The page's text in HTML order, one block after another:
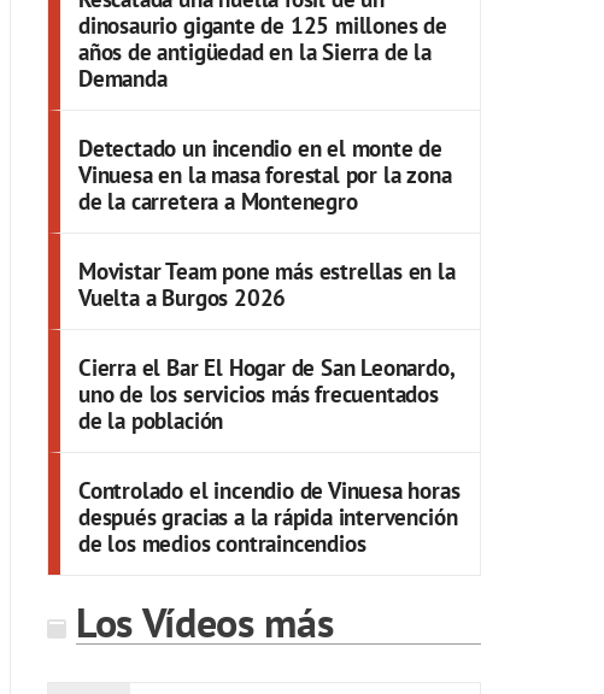
dinosaurio gigante de 125 millones de
años de antigüedad en la Sierra de la
Demanda
Detectado un incendio en el monte de
Vinuesa en la masa forestal por la zona
de la carretera a Montenegro
Movistar Team pone más estrellas en la
Vuelta a Burgos 2026
Cierra el Bar El Hogar de San Leonardo,
uno de los servicios más frecuentados
de la población
Controlado el incendio de Vinuesa horas
después gracias a la rápida intervención
de los medios contraincendios
Los Vídeos más